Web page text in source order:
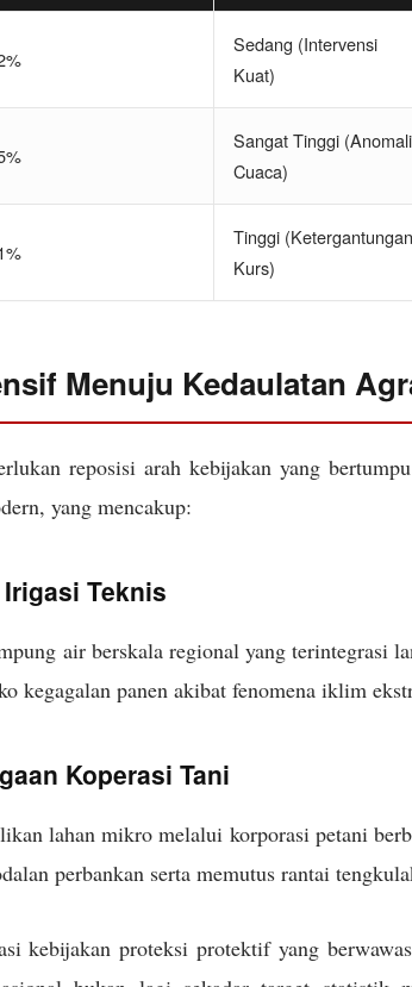
Sedang (Intervensi
Kuat)
Sangat Tinggi (Anomali
Cuaca)
Tinggi (Ketergantungan
Kurs)
Menuju Kedaulatan
reposisi arah kebijakan yang
yang mencakup:
Teknis
air berskala regional yang terintegrasi
kegagalan panen akibat fenomena iklim
Koperasi Tani
lahan mikro melalui korporasi petani
perbankan serta memutus rantai
kebijakan proteksi protektif yang